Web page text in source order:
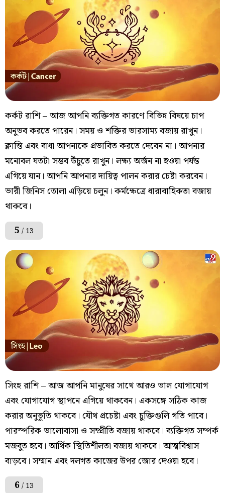
কর্কট রাশি – আজ আপনি ব্যক্তিগত কারণে বিভিন্ন বিষয়ে চাপ
অনুভব করতে পারেন। সময় ও শক্তির ভারসাম্য বজায় রাখুন।
ক্লান্তি এবং বাধা আপনাকে প্রভাবিত করতে দেবেন না। আপনার
মনোবল যতটা সম্ভব উঁচুতে রাখুন। লক্ষ্য অর্জন না হওয়া পর্যন্ত
এগিয়ে যান। আপনি আপনার দায়িত্ব পালন করার চেষ্টা করবেন।
ভারী জিনিস তোলা এড়িয়ে চলুন। কর্মক্ষেত্রে ধারাবাহিকতা বজায়
থাকবে।
5 / 13
সিংহ রাশি – আজ আপনি মানুষের সাথে আরও ভাল যোগাযোগ
এবং যোগাযোগ স্থাপনে এগিয়ে থাকবেন। একসঙ্গে সঠিক কাজ
করার অনুভূতি থাকবে। যৌথ প্রচেষ্টা এবং চুক্তিগুলি গতি পাবে।
পারস্পরিক ভালোবাসা ও সম্প্রীতি বজায় থাকবে। ব্যক্তিগত সম্পর্ক
মজবুত হবে। আর্থিক স্থিতিশীলতা বজায় থাকবে। আত্মবিশ্বাস
বাড়বে। সম্মান এবং দলগত কাজের উপর জোর দেওয়া হবে।
6/ 13